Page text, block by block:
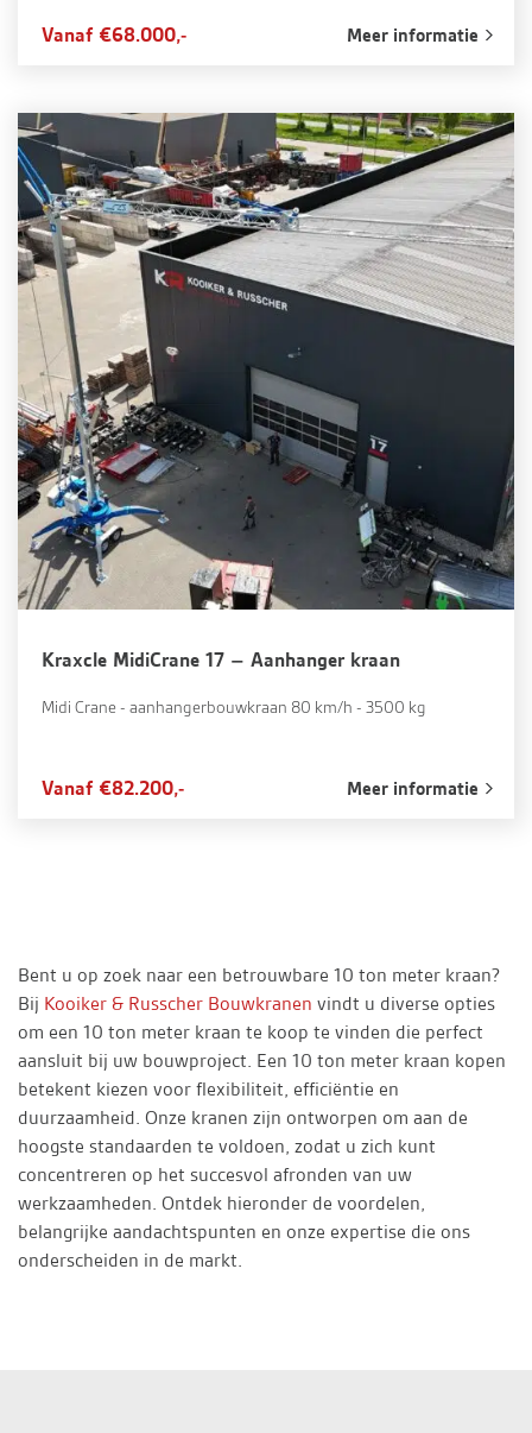
Vanaf €68.000,- Meer informatie
Kraxcle MidiCrane 17 – Aanhanger kraan
Midi Crane - aanhangerbouwkraan 80 km/h - 3500 kg
Vanaf €82.200,- Meer informatie
Bent u op zoek naar een betrouwbare 10 ton meter kraan?
Bij Kooiker & Russcher Bouwkranen vindt u diverse opties
om een 10 ton meter kraan te koop te vinden die perfect
aansluit bij uw bouwproject. Een 10 ton meter kraan kopen
betekent kiezen voor flexibiliteit, efficiëntie en
duurzaamheid. Onze kranen zijn ontworpen om aan de
hoogste standaarden te voldoen, zodat u zich kunt
concentreren op het succesvol afronden van uw
werkzaamheden. Ontdek hieronder de voordelen,
belangrijke aandachtspunten en onze expertise die ons
onderscheiden in de markt.